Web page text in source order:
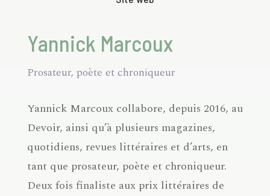
Yannick Marcoux
Prosateur, poète et chroniqueur
Yannick Marcoux collabore, depuis 2016, au
Devoir, ainsi qu’à plusieurs magazines,
quotidiens, revues littéraires et d’arts, en
tant que prosateur, poète et chroniqueur.
Deux fois finaliste aux prix littéraires de